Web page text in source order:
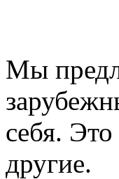
Мы
себя.
другие.